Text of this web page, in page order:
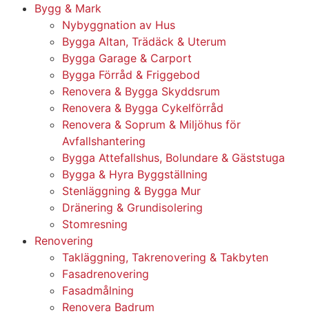
Bygg & Mark
Nybyggnation av Hus
Bygga Altan, Trädäck & Uterum
Bygga Garage & Carport
Bygga Förråd & Friggebod
Renovera & Bygga Skyddsrum
Renovera & Bygga Cykelförråd
Renovera & Soprum & Miljöhus för
Avfallshantering
Bygga Attefallshus, Bolundare & Gäststuga
Bygga & Hyra Byggställning
Stenläggning & Bygga Mur
Dränering & Grundisolering
Stomresning
Renovering
Takläggning, Takrenovering & Takbyten
Fasadrenovering
Fasadmålning
Renovera Badrum